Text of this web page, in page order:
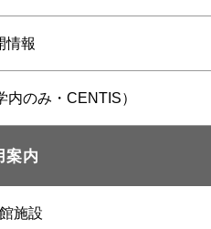
情報
内のみ・CENTIS）
案内
施設